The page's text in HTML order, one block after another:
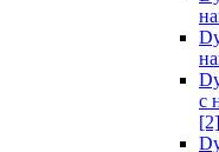
с
[2]